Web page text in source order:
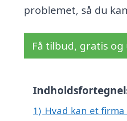
problemet, så du
Få tilbud, gratis
1) Hvad kan et